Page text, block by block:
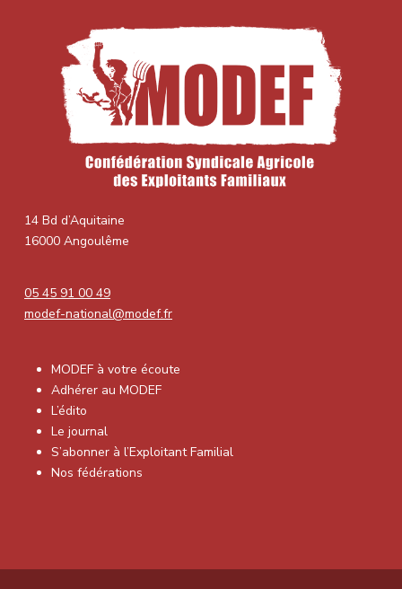
14 Bd d’Aquitaine
16000 Angoulême
05 45 91 00 49
modef-national@modef.fr
MODEF à votre écoute
Adhérer au MODEF
L’édito
Le journal
S’abonner à l’Exploitant Familial
Nos fédérations